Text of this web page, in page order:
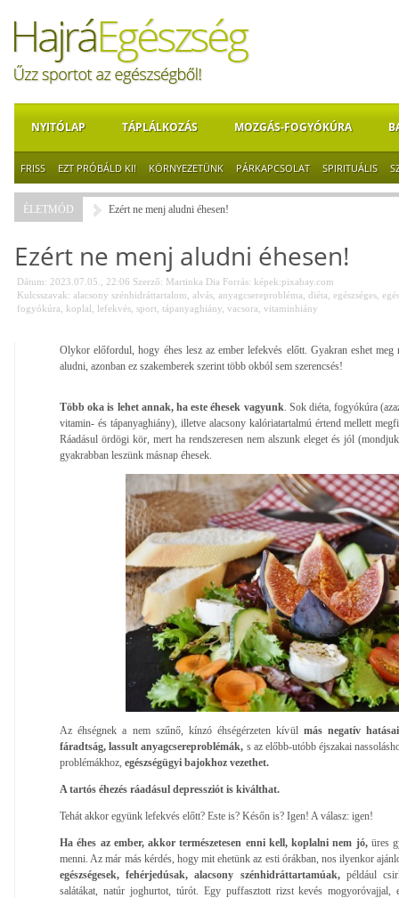
NYITÓLAP TÁPLÁLKOZÁS MOZGÁS-FOGYÓKÚRA
FRISS EZT PRÓBÁLD KI! KÖRNYEZETÜNK PÁRKAPCSOLAT SPIRITUÁLIS
ÉLETMÓD Ezért ne menj aludni éhesen!
Ezért ne menj aludni éhesen!
Dátum: 2023.07.05., 22:06 Szerző: Martinka Dia Forrás: képek:pixabay.com
Kulcsszavak: alacsony szénhidráttartalom alvás anyagcsereprobléma diéta egészséges
fogyókúra
koplal lefekvés sport tápanyaghiány vacsora vitaminhiány
Olykor előfordul, hogy éhes lesz az ember lefekvés előtt. Gyakran eshet
aludni, azonban ez szakemberek szerint több okból sem szerencsés!
Több oka is lehet annak, ha este éhesek vagyunk . Sok diéta, fogyókúra
vitamin- és tápanyaghiány), illetve alacsony kalóriatartalmú értend mellett
Ráadásul ördögi kör, mert ha rendszeresen nem alszunk eleget és jól
gyakrabban leszünk másnap éhesek.
Az éhségnek a nem szűnő, kínzó éhségérzeten kívül más negatív
fáradtság, lassult anyagcsereproblémák, s az előbb-utóbb éjszakai
problémákhoz, egészségügyi bajokhoz vezethet.
A tartós éhezés ráadásul depressziót is kiválthat.
Tehát akkor együnk lefekvés előtt? Este is? Későn is? Igen! A válasz: igen!
Ha éhes az ember, akkor természetesen enni kell, koplalni nem jó,üres
menni. Az már más kérdés, hogy mit ehetünk az esti órákban, nos ilyenkor
egészségesek, fehérjedúsak, alacsony szénhidráttartamúak,például
salátákat, natúr joghurtot, túrót. Egy puffasztott rizst kevés